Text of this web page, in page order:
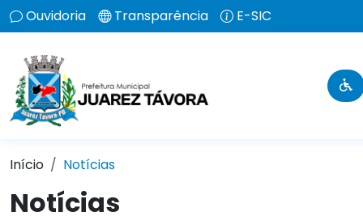
Ouvidoria Transparência E-SIC
Início Notícias
Notícias